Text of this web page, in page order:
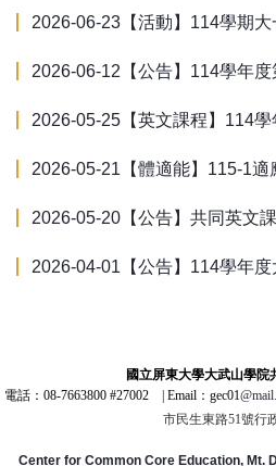
2026-06-23
2026-06-12
2026-05-25
2026-05-21 【體適能】115-1
2026-05-20 【公告】共同英文
2026-04-01
國立屏東大學大武山學院
電話：08-7663800 #27002 | Email：gec01
市民生東路51號行
Center for Common Core Education, Mt.